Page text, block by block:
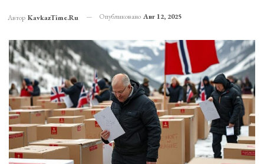
Автор KavkazTime.ru Опубликовано Авг 12, 2025